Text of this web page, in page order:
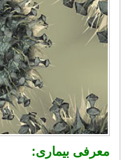
معرفی بیماری: